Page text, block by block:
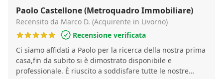
Paolo Castellone (Metroquadro Immobiliare)
Recensito da Marco D. (Acquirente in Livorno)
Recensione verificata
Ci siamo affidati a Paolo per la ricerca della nostra prima
casa,fin da subito si è dimostrato disponibile e
professionale. È riuscito a soddisfare tutte le nostre